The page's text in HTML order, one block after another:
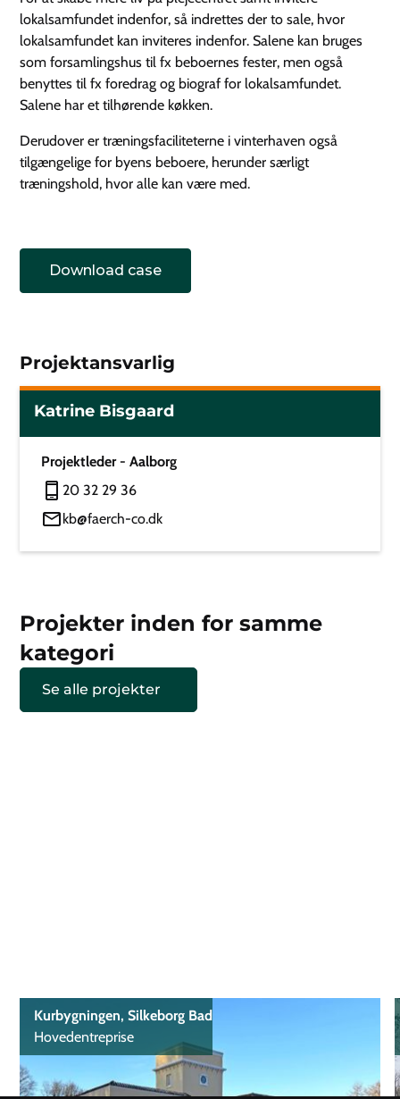
lokalsamfundet indenfor, så indrettes der to sale, hvor
lokalsamfundet kan inviteres indenfor. Salene kan bruges
som forsamlingshus til fx beboernes fester, men også
benyttes til fx foredrag og biograf for lokalsamfundet.
Salene har et tilhørende køkken.
Derudover er træningsfaciliteterne i vinterhaven også
tilgængelige for byens beboere, herunder særligt
træningshold, hvor alle kan være med.
Download case
Projektansvarlig
Katrine Bisgaard
Projektleder - Aalborg
20 32 29 36
kb@faerch-co.dk
Projekter inden for samme
kategori
Se alle projekter
Kurbygningen, Silkeborg Bad
Hovedentreprise